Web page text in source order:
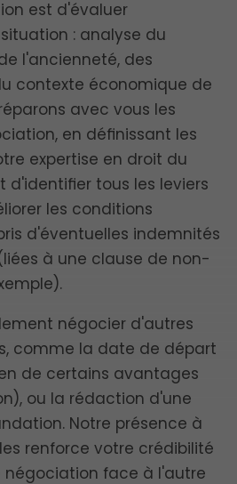
est d'évaluer
: analyse du
l'ancienneté, des
contexte économique de
avec vous les
en définissant les
expertise en droit du
d'identifier tous les leviers
les conditions
d'éventuelles indemnités
à une clause de non-
négocier d'autres
comme la date de départ
de certains avantages
ou la rédaction d'une
Notre présence à
renforce votre crédibilité
négociation face à l'autre